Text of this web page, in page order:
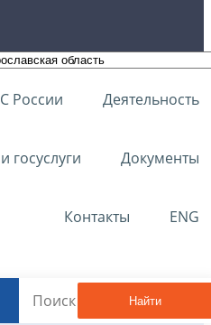
России Деятельность
госуслуги Документы
Контакты ENG
Найти